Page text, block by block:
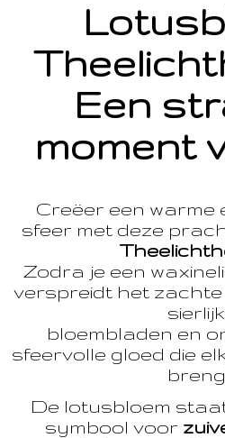
Een
moment
Creëer een warme
sfeer met deze
Zodra je een
verspreidt het
bloembladen en
sfeervolle gloed die
De lotusbloem
symbool voor